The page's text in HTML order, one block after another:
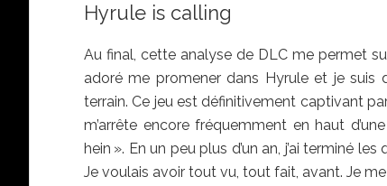
Hyrule is calling
Au final, cette analyse de DLC me permet
adoré me promener dans Hyrule et je suis
terrain. Ce jeu est définitivement captivant
m’arrête encore fréquemment en haut
hein ». En un peu plus d’un an, j’ai terminé
Je voulais avoir tout vu, tout fait, avant. Je